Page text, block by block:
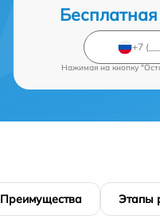
Нажимая на кнопку
Преимущества Этапы